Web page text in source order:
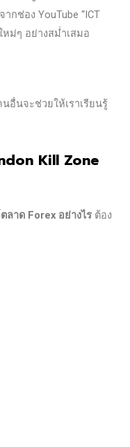
กช่อง YouTube “ICT
ม่ๆ อย่างสม่ำเสมอ
อื่นจะช่วยให้เราเรียนรู้
Kill Zone
ลาด Forex อย่างไร ต้อง